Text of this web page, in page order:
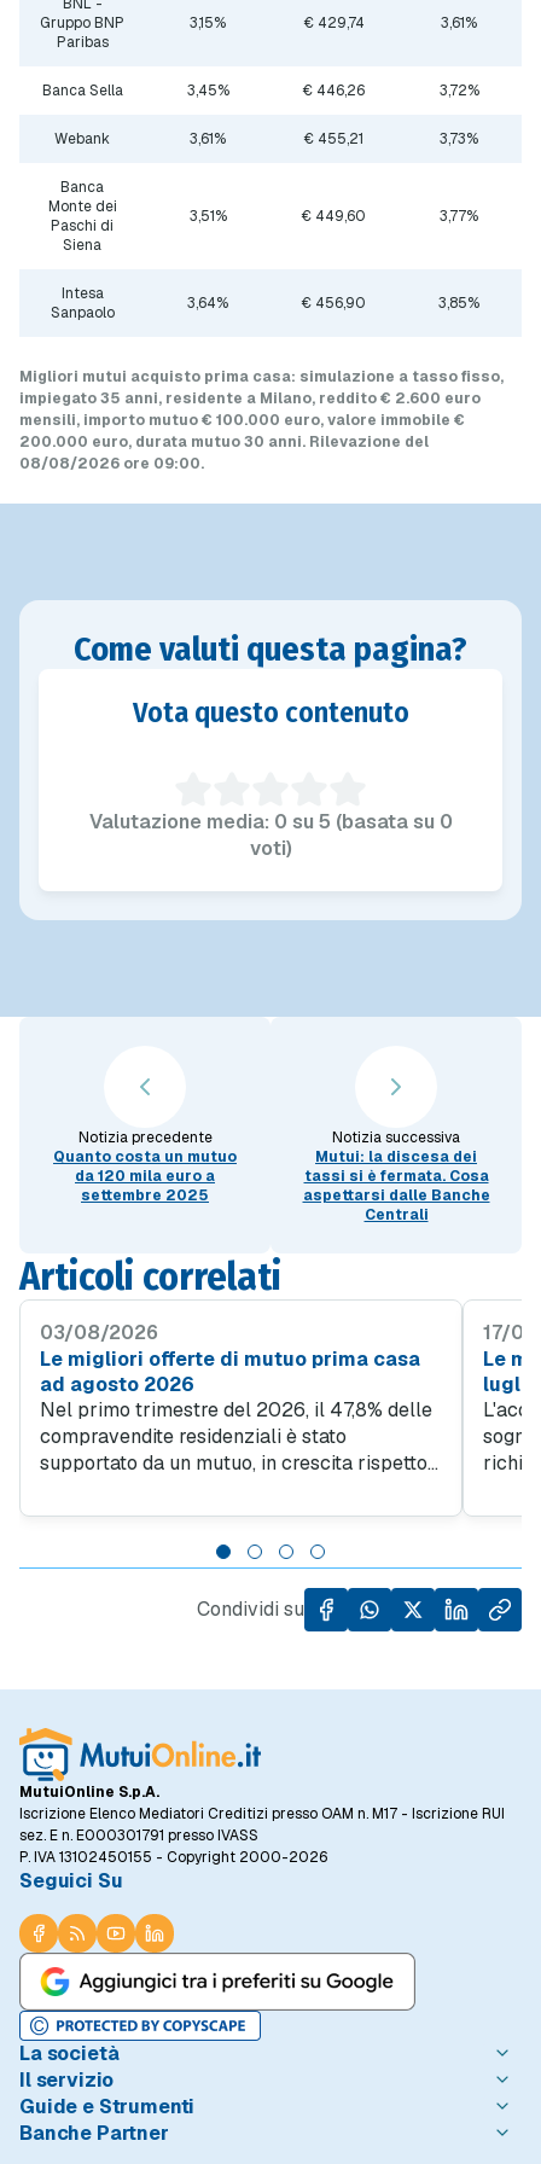
Gruppo BNP
Paribas
3,15% € 429,74 3,61%
Banca Sella 3,45% € 446,26 3,72%
Webank 3,61% € 455,21 3,73%
Banca
Monte dei
Paschi di
Siena
3,51% € 449,60 3,77%
Intesa
Sanpaolo
3,64% € 456,90 3,85%
Migliori mutui acquisto prima casa: simulazione a tasso fisso,
impiegato 35 anni, residente a Milano, reddito € 2.600 euro
mensili, importo mutuo€ 100.000 euro, valore immobile €
200.000 euro, durata mutuo30 anni. Rilevazione del
08/08/2026 ore 09:00.
Come valuti questa pagina?
Vota questo contenuto
Valutazione media: 0 su 5 (basata su 0
voti)
Notizia precedente
Quanto costa un mutuo
da 120 mila euro a
settembre 2025
Notizia successiva
Mutui: la discesa dei
tassi si è fermata. Cosa
aspettarsi dalle Banche
Centrali
Articoli correlati
03/08/2026
Le migliori offerte di mutuo prima casa
ad agosto 2026
Nel primo trimestre del 2026, il 47,8% delle
compravendite residenziali è stato
supportato da un mutuo, in crescita rispetto
trend evidenzia quanto sia importante
l'accesso al credito per facilitare l'acquisto
di case, specialmente in un contesto in cui il
prezzo al metro quadro degli immobili ha
registrato un incremento del 5,5% rispetto
17/
Le
Condividi su
MutuiOnline S.p.A.
Iscrizione Elenco Mediatori Creditizi presso OAM n. M17 - Iscrizione RUI
sez. E n. E000301791 presso IVASS
P. IVA 13102450155 - Copyright 2000-2026
Seguici Su
La società
Chi è MutuiOnline.it
Contatta MutuiOnline.it
Opinioni degli Utenti
Il servizio
Come Funziona
Condizioni di Utilizzo
Guide e Strumenti
Guide Mutui
Banche Partner